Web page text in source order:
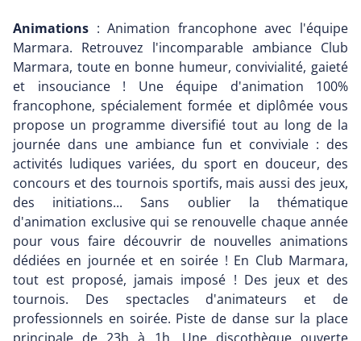
Animations : Animation francophone avec l'équipe
Marmara. Retrouvez l'incomparable ambiance Club
Marmara, toute en bonne humeur, convivialité, gaieté
et insouciance ! Une équipe d'animation 100%
francophone, spécialement formée et diplômée vous
propose un programme diversifié tout au long de la
journée dans une ambiance fun et conviviale : des
activités ludiques variées, du sport en douceur, des
concours et des tournois sportifs, mais aussi des jeux,
des initiations... Sans oublier la thématique
d'animation exclusive qui se renouvelle chaque année
pour vous faire découvrir de nouvelles animations
dédiées en journée et en soirée ! En Club Marmara,
tout est proposé, jamais imposé ! Des jeux et des
tournois. Des spectacles d'animateurs et de
professionnels en soirée. Piste de danse sur la place